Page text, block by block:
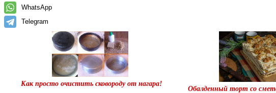
WhatsApp
Telegram
Как просто очистить сковороду от нагара!
Обалденный торт со